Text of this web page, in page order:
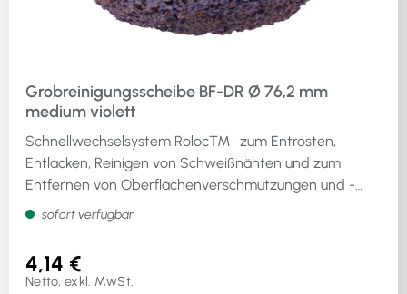
Grobreinigungsscheibe BF-DR Ø 76,2 mm
medium violett
Schnellwechselsystem Roloc™ · zum Entrosten,
Entlacken, Reinigen von Schweißnähten und zum
Entfernen von Oberflächenverschmutzungen und -
beschichtungen
sofort verfügbar
4,14 €
Netto, exkl. MwSt.